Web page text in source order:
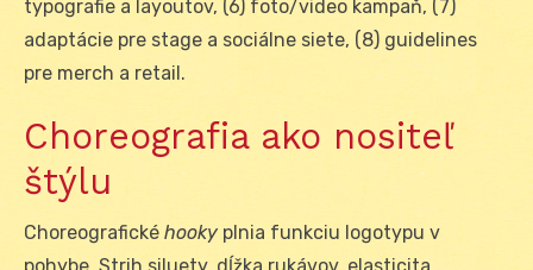
typografie a layoutov, (6) foto/video kampaň, (7)
adaptácie pre stage a sociálne siete, (8) guidelines
pre merch a retail.
Choreografia ako nositeľ
štýlu
Choreografické hooky plnia funkciu logotypu v